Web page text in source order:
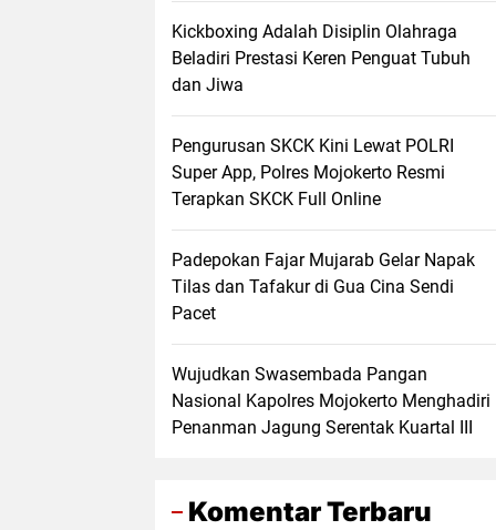
Kickboxing Adalah Disiplin Olahraga
Beladiri Prestasi Keren Penguat Tubuh
dan Jiwa
Pengurusan SKCK Kini Lewat POLRI
Super App, Polres Mojokerto Resmi
Terapkan SKCK Full Online
Padepokan Fajar Mujarab Gelar Napak
Tilas dan Tafakur di Gua Cina Sendi
Pacet
Wujudkan Swasembada Pangan
Nasional Kapolres Mojokerto Menghadiri
Penanman Jagung Serentak Kuartal III
Komentar Terbaru